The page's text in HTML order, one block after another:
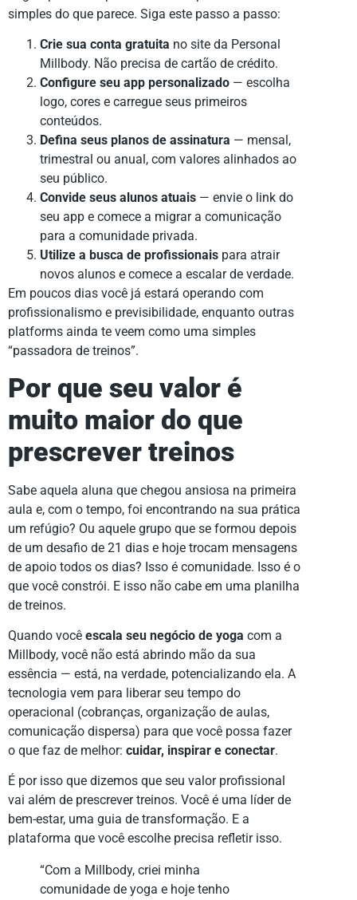
simples do que parece. Siga este passo a passo:
Crie sua conta gratuita no site da Personal
Millbody. Não precisa de cartão de crédito.
Configure seu app personalizado — escolha
logo, cores e carregue seus primeiros
conteúdos.
Defina seus planos de assinatura — mensal,
trimestral ou anual, com valores alinhados ao
seu público.
Convide seus alunos atuais — envie o link do
seu app e comece a migrar a comunicação
para a comunidade privada.
Utilize a busca de profissionais para atrair
novos alunos e comece a escalar de verdade.
Em poucos dias você já estará operando com
profissionalismo e previsibilidade, enquanto outras
platforms ainda te veem como uma simples
“passadora de treinos”.
Por que seu valor é
muito maior do que
prescrever treinos
Sabe aquela aluna que chegou ansiosa na primeira
aula e, com o tempo, foi encontrando na sua prática
um refúgio? Ou aquele grupo que se formou depois
de um desafio de 21 dias e hoje trocam mensagens
de apoio todos os dias? Isso é comunidade. Isso é o
que você constrói. E isso não cabe em uma planilha
de treinos.
Quando você escala seu negócio de yoga com a
Millbody, você não está abrindo mão da sua
essência — está, na verdade, potencializando ela. A
tecnologia vem para liberar seu tempo do
operacional (cobranças, organização de aulas,
comunicação dispersa) para que você possa fazer
o que faz de melhor: cuidar, inspirar e conectar.
É por isso que dizemos que seu valor profissional
vai além de prescrever treinos. Você é uma líder de
bem-estar, uma guia de transformação. E a
plataforma que você escolhe precisa refletir isso.
“Com a Millbody, criei minha
comunidade de yoga e hoje tenho